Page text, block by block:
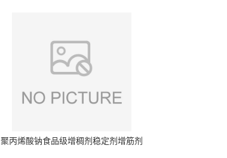
聚丙烯酸钠食品级增稠剂稳定剂增筋剂